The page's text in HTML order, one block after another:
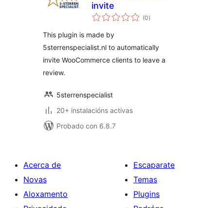
invite
(0valoracións
totais
)
This plugin is made by
5sterrenspecialist.nl to automatically
invite WooCommerce clients to leave a
review.
5sterrenspecialist
20+ instalacións activas
Probado con 6.8.7
Acerca de
Novas
Aloxamento
Escaparate
Temas
Plugins